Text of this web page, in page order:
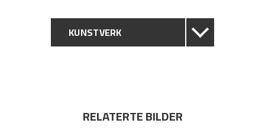
KUNSTVERK
PROVENIENS
RELATERTE BILDER